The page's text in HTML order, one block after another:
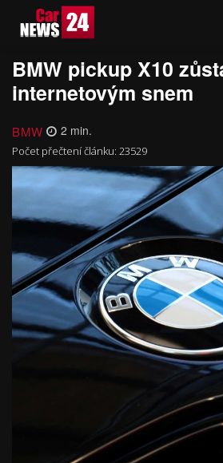
BMW pickup X10
internetovým snem
BMW 2 min.
Počet přečtení článku: 23529